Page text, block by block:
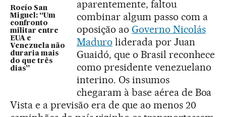
Rocío San
Miguel: “Um
confronto
militar entre
EUA e
Venezuela não
duraria mais
do que três
dias”
aparentemente, faltou
combinar algum passo com a
oposição ao Governo Nicolás
Maduro liderada por Juan
Guaidó, que o Brasil reconhece
como presidente venezuelano
interino. Os insumos
chegaram à base aérea de Boa
Vista e a previsão era de que ao menos 20